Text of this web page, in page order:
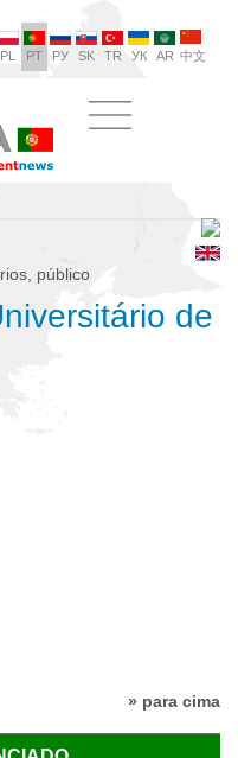
PL PT РУ SK TR УК AR 中文
público
de
» para cima